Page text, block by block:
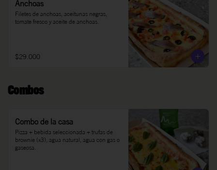
Anchoas
Filetes de anchoas, aceitunas negras,
tomate fresco y aceite de anchoas.
$29.000
Combos
Combo de la casa
Pizza + bebida seleccionada + trufas de
brownie (x3), agua natural, agua con gas o
gaseosa.